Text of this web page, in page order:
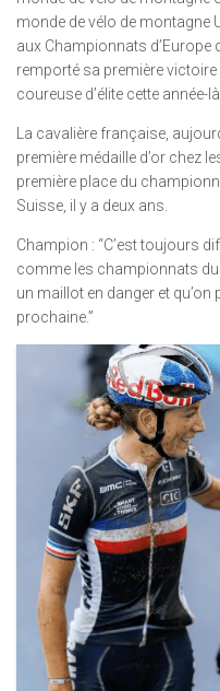
monde de vélo de montagne
aux Championnats
remporté sa première
coureuse d’élite cette année-là.
La cavalière française,
première médaille d’or chez
première place du
Suisse, il y a deux ans.
Champion : “C’est toujours
comme les championnats du
un maillot en danger et
prochaine.”